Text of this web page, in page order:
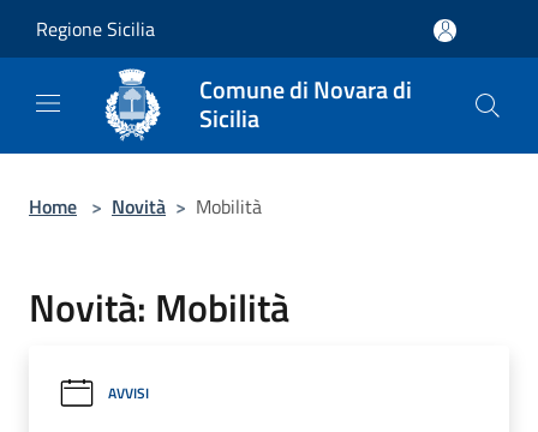
Regione Sicilia
Comune di Novara di
Sicilia
Home > Novità > Mobilità
Novità: Mobilità
AVVISI